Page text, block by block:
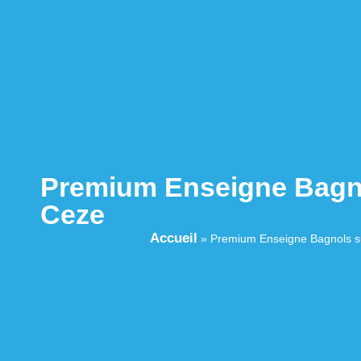
Premium Enseigne
Ceze
Accueil » Premium Enseigne Bagnols